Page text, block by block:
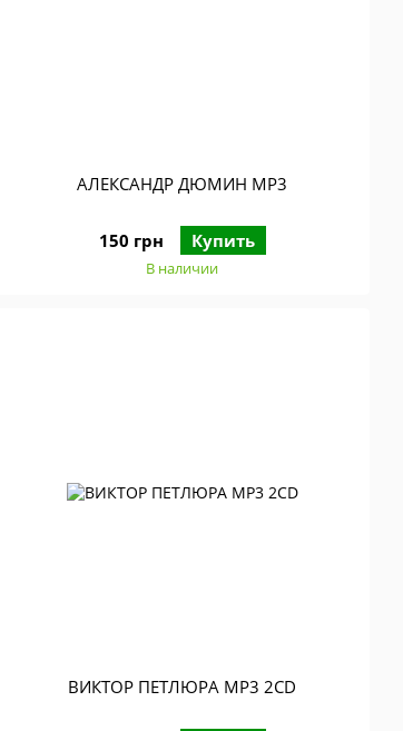
АЛЕКСАНДР ДЮМИН МР3
150 грн Купить
В наличии
ВИКТОР ПЕТЛЮРА МР3 2CD